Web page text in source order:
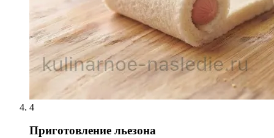
4
Приготовление льезона